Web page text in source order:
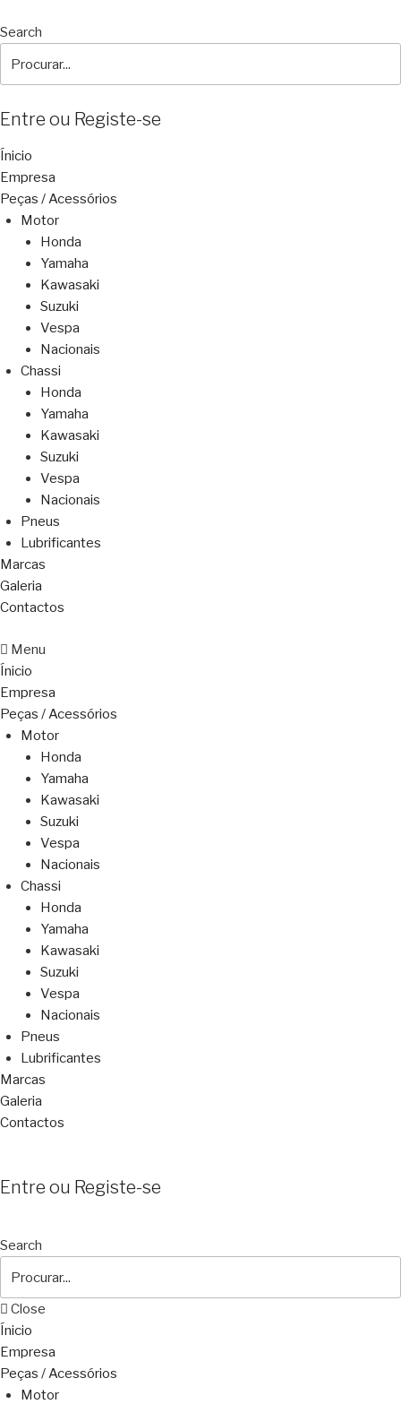
Search
Entre ou Registe-se
Ínicio
Empresa
Peças / Acessórios
Motor
Honda
Yamaha
Kawasaki
Suzuki
Vespa
Nacionais
Chassi
Honda
Yamaha
Kawasaki
Suzuki
Vespa
Nacionais
Pneus
Lubrificantes
Marcas
Galeria
Contactos
Menu
Ínicio
Empresa
Peças / Acessórios
Motor
Honda
Yamaha
Kawasaki
Suzuki
Vespa
Nacionais
Chassi
Honda
Yamaha
Kawasaki
Suzuki
Vespa
Nacionais
Pneus
Lubrificantes
Marcas
Galeria
Contactos
Entre ou Registe-se
Search
Close
Ínicio
Empresa
Peças / Acessórios
Motor